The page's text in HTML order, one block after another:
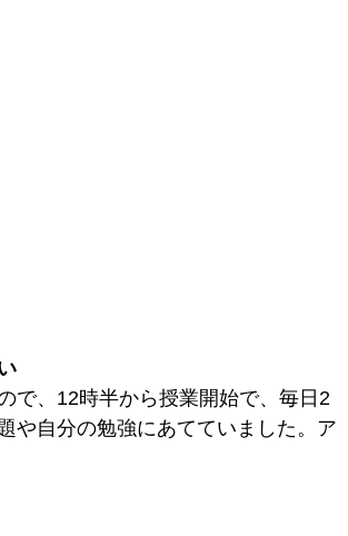
で、12時半から授業開始で、毎日2
や自分の勉強にあてていました。ア